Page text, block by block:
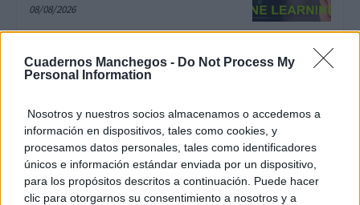
Cuadernos Manchegos - Do Not Process My
Personal Information
Nosotros y nuestros socios almacenamos o accedemos a
información en dispositivos, tales como cookies, y
procesamos datos personales, tales como identificadores
únicos e información estándar enviada por un dispositivo,
para los propósitos descritos a continuación. Puede hacer
clic para otorgarnos su consentimiento a nosotros y a
08/08/2026
Una empresa de Tomelloso
amplía plantilla y busca
ingenieros para sus nuevas
08/08/2026
No necesitamos una unión así
08/08/2026